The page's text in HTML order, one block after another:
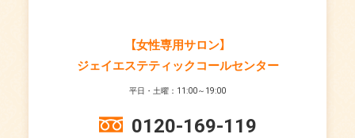
【女性専用サロン】
ジェイエステティックコールセンター
平日・土曜：11:00～19:00
0120-169-119